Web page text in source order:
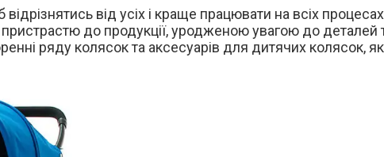
від усіх і краще працювати на всіх
пристрастю до продукції, уродженою увагою до
ряду колясок та аксесуарів для дитячих колясок,